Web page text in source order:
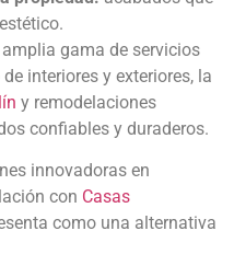
gama de servicios
interiores y exteriores, la
y remodelaciones
confiables y duraderos.
innovadoras en
con Casas
como una alternativa